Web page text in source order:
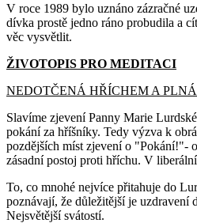
V roce 1989 bylo uznáno zázračné
dívka prostě jedno ráno probudila a
věc vysvětlit.
ŽIVOTOPIS PRO MEDITACI
NEDOTČENÁ HŘÍCHEM A
Slavíme zjevení Panny Marie
pokání za hříšníky. Tedy výzva k
pozdějších míst zjevení o "Pokání!"-
zásadní postoj proti hříchu. V
To, co mnohé nejvíce přitahuje do
poznávají, že důležitější je uzdravení
Nejsvětější svátostí.